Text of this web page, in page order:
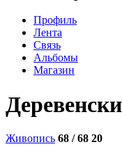
Профиль
Лента
Связь
Альбомы
Магазин
Живопись 68 / 68 20